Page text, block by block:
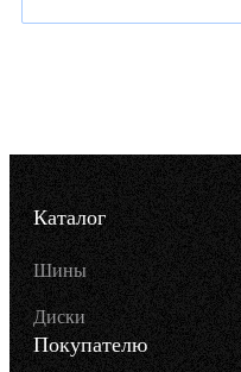
Каталог
Шины
Диски
Покупателю